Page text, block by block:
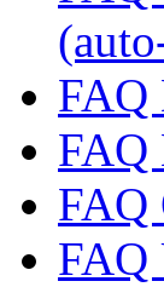
FAQ
FAQ
FAQ
FAQ